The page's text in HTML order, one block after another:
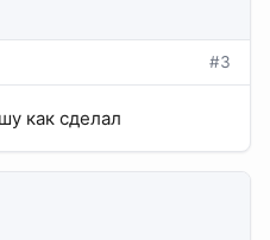
#3
как сделал